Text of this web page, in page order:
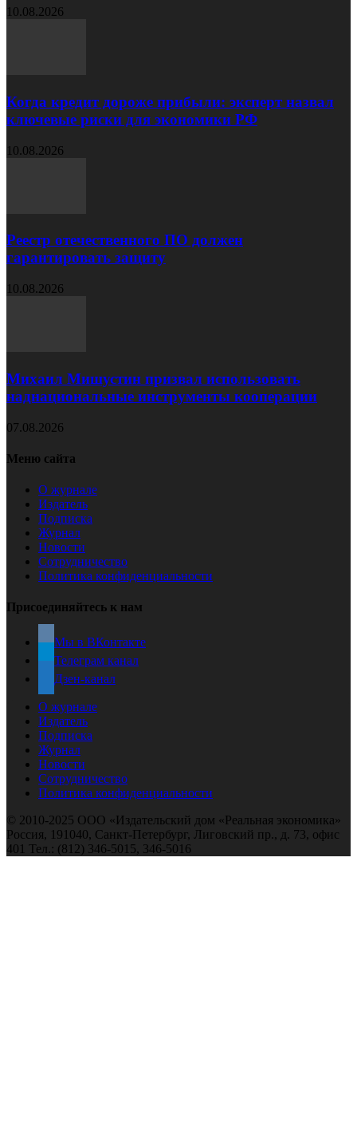
10.08.2026
Когда кредит дороже прибыли: эксперт назвал
ключевые риски для экономики РФ
10.08.2026
Реестр отечественного ПО должен
гарантировать защиту
10.08.2026
Михаил Мишустин призвал использовать
наднациональные инструменты кооперации
07.08.2026
Меню сайта
О журнале
Издатель
Подписка
Журнал
Новости
Сотрудничество
Политика конфиденциальности
Присоединяйтесь к нам
Мы в ВКонтакте
Телеграм канал
Дзен-канал
О журнале
Издатель
Подписка
Журнал
Новости
Сотрудничество
Политика конфиденциальности
© 2010-2025 ООО «Издательский дом «Реальная экономика»
Россия, 191040, Санкт-Петербург, Лиговский пр., д. 73, офис
401 Тел.: (812) 346-5015, 346-5016